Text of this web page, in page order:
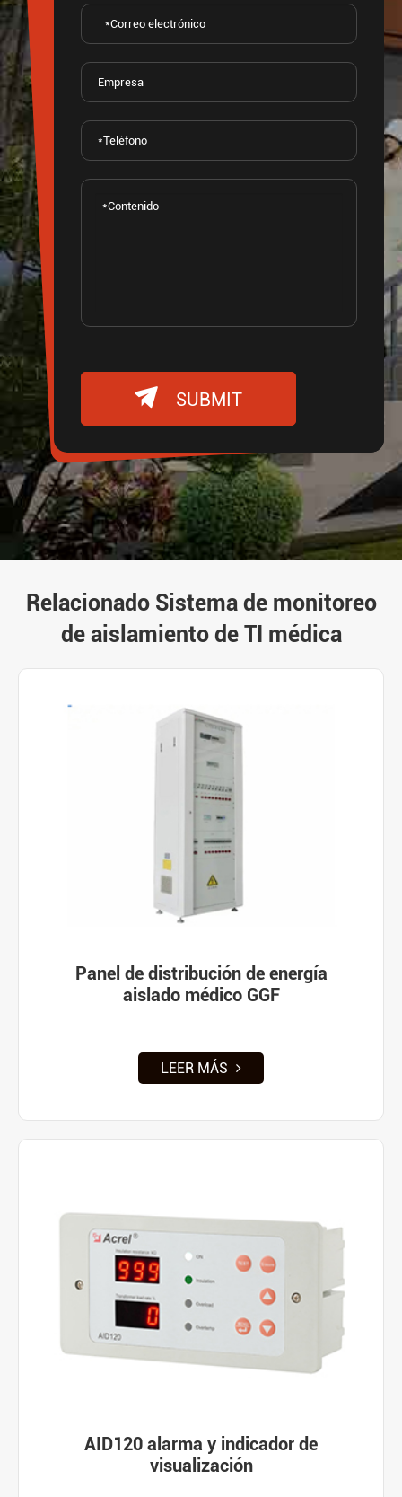
 SUBMIT
Relacionado Sistema de monitoreo
de aislamiento de TI médica
Panel de distribución de energía
aislado médico GGF
LEER MÁS
AID120 alarma y indicador de
visualización